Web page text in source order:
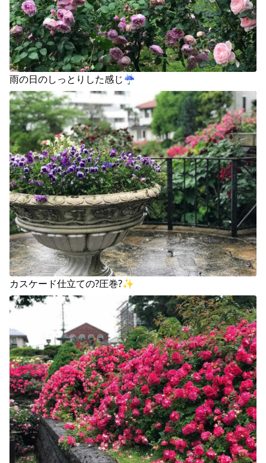
雨の日のしっとりした感じ☔
カスケード仕立ての?圧巻?✨